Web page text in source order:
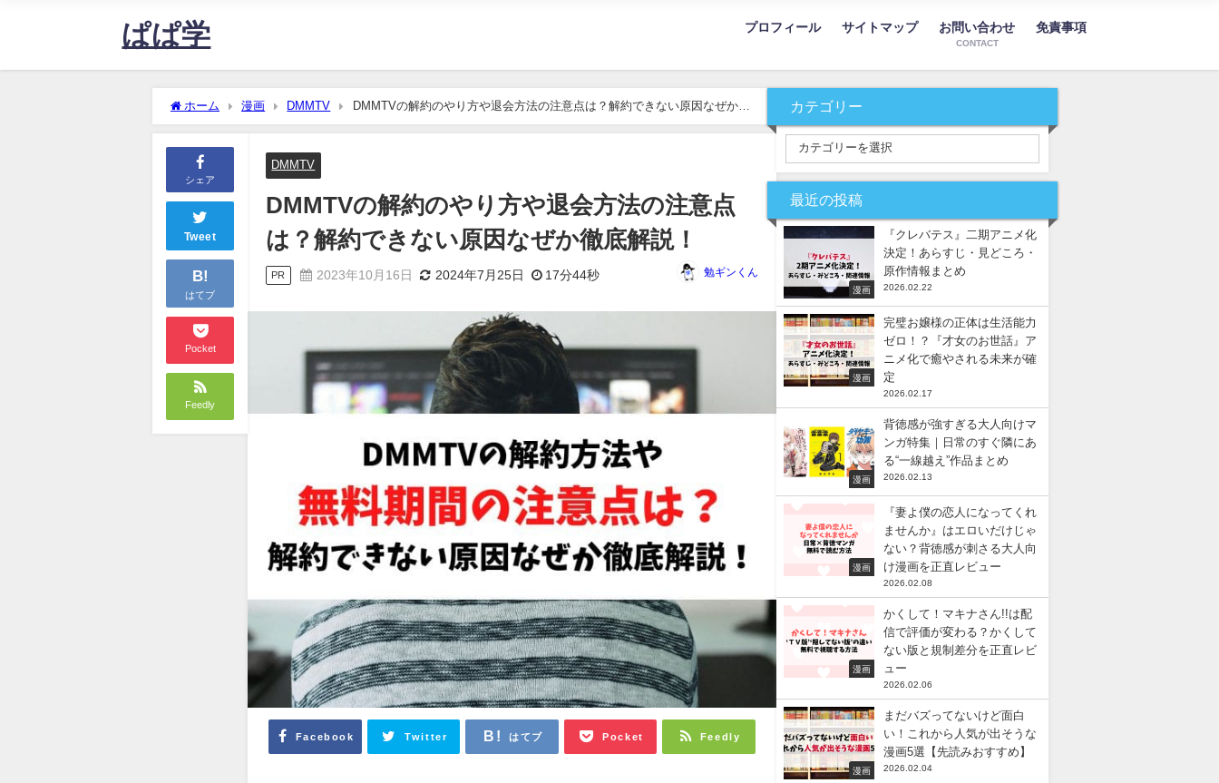
ぱぱ学 プロフィール サイトマップ お問い合わせ
CONTACT
免責事項
ホーム 漫画 DMMTV
DMMTVの解約のやり方や退会方法の注意点は？解約できない原因なぜか徹
底解説！
シェア
Tweet
B!
はてブ
Pocket
Feedly
DMMTV
DMMTVの解約のやり方や退会方法の注意点
は？解約できない原因なぜか徹底解説！
PR 2023年10月16日 2024年7月25日 17分44秒 勉ギンくん
Facebook Twitter はてブ Pocket Feedly
カテゴリー
最近の投稿
漫画
『クレバテス』二期アニメ化
決定！あらすじ・見どころ・
原作情報まとめ
2026.02.22
漫画
完璧お嬢様の正体は生活能力
ゼロ！？『才女のお世話』ア
ニメ化で癒やされる未来が確
定
2026.02.17
漫画
背徳感が強すぎる大人向けマ
ンガ特集｜日常のすぐ隣にあ
る“一線越え”作品まとめ
2026.02.13
漫画
『妻よ僕の恋人になってくれ
ませんか』はエロいだけじゃ
ない？背徳感が刺さる大人向
け漫画を正直レビュー
2026.02.08
漫画
かくして！マキナさん!!は配
信で評価が変わる？かくして
ない版と規制差分を正直レビ
ュー
2026.02.06
漫画
まだバズってないけど面白
い！これから人気が出そうな
漫画5選【先読みおすすめ】
2026.02.04